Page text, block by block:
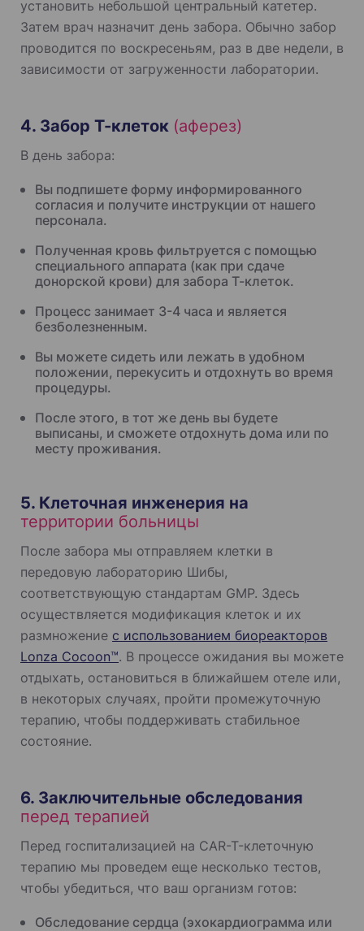
установить небольшой центральный катетер.
Затем врач назначит день забора. Обычно забор
проводится по воскресеньям, раз в две недели, в
зависимости от загруженности лаборатории.
4. Забор Т-клеток (аферез)
В день забора:
Вы подпишете форму информированного
согласия и получите инструкции от нашего
персонала.
Полученная кровь фильтруется с помощью
специального аппарата (как при сдаче
донорской крови) для забора Т-клеток.
Процесс занимает 3-4 часа и является
безболезненным.
Вы можете сидеть или лежать в удобном
положении, перекусить и отдохнуть во время
процедуры.
После этого, в тот же день вы будете
выписаны, и сможете отдохнуть дома или по
месту проживания.
5. Клеточная инженерия на
территории больницы
После забора мы отправляем клетки в
передовую лабораторию Шибы,
соответствующую стандартам GMP. Здесь
осуществляется модификация клеток и их
размножение с использованием биореакторов
Lonza Cocoon™. В процессе ожидания вы можете
отдыхать, остановиться в ближайшем отеле или,
в некоторых случаях, пройти промежуточную
терапию, чтобы поддерживать стабильное
состояние.
6. Заключительные обследования
перед терапией
Перед госпитализацией на CAR-T-клеточную
терапию мы проведем еще несколько тестов,
чтобы убедиться, что ваш организм готов:
Обследование сердца (эхокардиограмма или